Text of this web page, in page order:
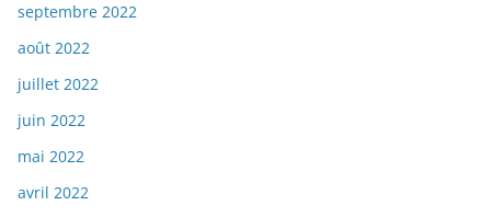
septembre 2022
août 2022
juillet 2022
juin 2022
mai 2022
avril 2022